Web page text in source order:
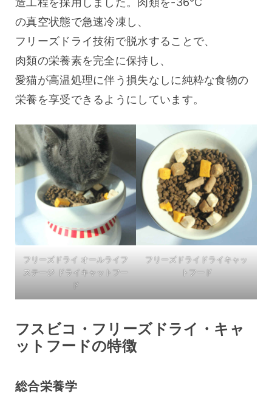
の真空状態で急速冷凍し、
フリーズドライ技術で脱水することで、
肉類の栄養素を完全に保持し、
愛猫が高温処理に伴う損失なしに純粋な食物の
栄養を享受できるようにしています。
フリーズドライ オールライフ
ステージ ドライキャットフー
ド
フリーズドライドライキャッ
トフード
フスビコ・フリーズドライ・キャ
ットフードの特徴
総合栄養学